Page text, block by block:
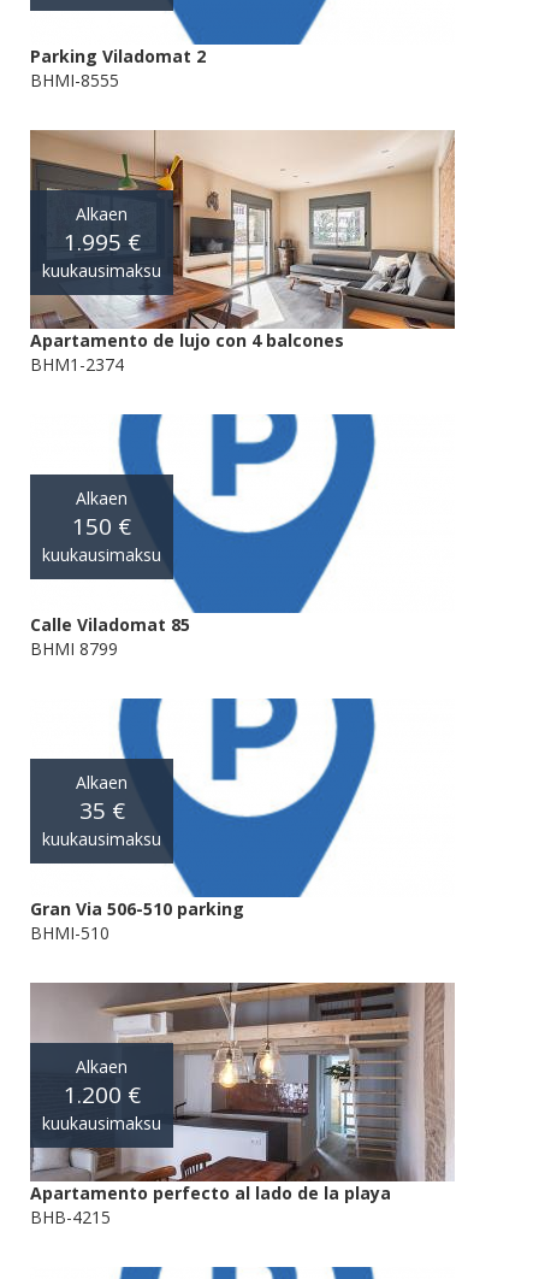
Parking Viladomat 2
BHMI-8555
Alkaen
1.995 €
kuukausimaksu
Apartamento de lujo con 4 balcones
BHM1-2374
Alkaen
150 €
kuukausimaksu
Calle Viladomat 85
BHMI 8799
Alkaen
35 €
kuukausimaksu
Gran Via 506-510 parking
BHMI-510
Alkaen
1.200 €
kuukausimaksu
Apartamento perfecto al lado de la playa
BHB-4215